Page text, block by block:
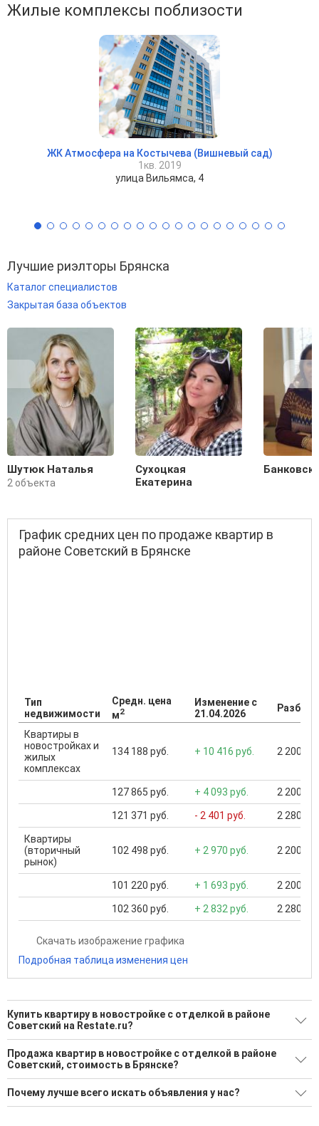
Жилые комплексы поблизости
ЖК Атмосфера на Костычева (Вишневый сад)
1кв. 2019
улица Вильямса, 4
Лучшие риэлторы Брянска
Каталог специалистов
Закрытая база объектов
Шутюк Наталья
2 объекта
Сухоцкая
Екатерина
График средних цен по продаже квартир в
районе Советский в Брянске
Тип
недвижимости
Средн. цена
м2
Изменение с
21.04.2026
Квартиры в
новостройках и
жилых
комплексах
134 188 руб. + 10 416 руб. 2 200
127 865 руб. + 4 093 руб. 2 200
121 371 руб. - 2 401 руб. 2 280
Квартиры
(вторичный
рынок)
102 498 руб. + 2 970 руб. 2 200
101 220 руб. + 1 693 руб. 2 200
102 360 руб. + 2 832 руб. 2 280
Скачать изображение графика
Подробная таблица изменения цен
Купить квартиру в новостройке с отделкой в районе
Советский на Restate.ru?
Поможем Купить квартиру в новостройке с отделкой в
районе Советский?
50 актуальных и проверенных объявлений
Воспользуйтесь нашим поиском по новостройкам, для
Продажа квартир в новостройке с отделкой в районе
Советский, стоимость в Брянске?
Минимальная цена: 5 300 000 Р. Максимальная цена: 25 437
600 Р; Средняя: 9 587 642 Р
Почему лучше всего искать объявления у нас?